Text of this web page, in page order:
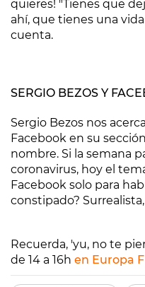
quieres! "Tienes que
ahí, que tienes una
cuenta.
SERGIO BEZOS Y
Sergio Bezos nos
Facebook en su
nombre. Si la semana
coronavirus, hoy el
Facebook solo para
constipado?
Recuerda, 'yu, no te
de 14 a 16h en Europa